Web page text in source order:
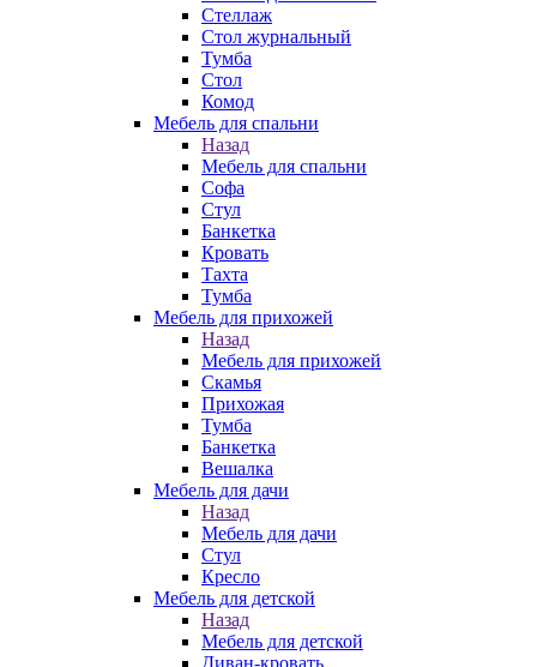
Стеллаж
Стол журнальный
Тумба
Стол
Комод
Мебель для спальни
Назад
Мебель для спальни
Софа
Стул
Банкетка
Кровать
Тахта
Тумба
Мебель для прихожей
Назад
Мебель для прихожей
Скамья
Прихожая
Тумба
Банкетка
Вешалка
Мебель для дачи
Назад
Мебель для дачи
Стул
Кресло
Мебель для детской
Назад
Мебель для детской
Диван-кровать